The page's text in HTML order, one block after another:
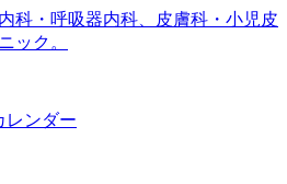
レンダー